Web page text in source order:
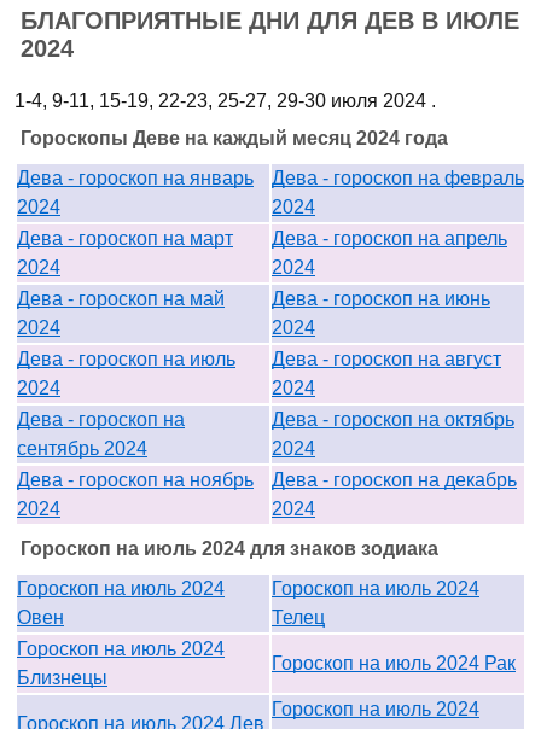
БЛАГОПРИЯТНЫЕ ДНИ ДЛЯ ДЕВ В ИЮЛЕ
2024
1-4, 9-11, 15-19, 22-23, 25-27, 29-30 июля 2024 .
Гороскопы Деве на каждый месяц 2024 года
Дева - гороскоп на январь
2024
Дева - гороскоп на февраль
2024
Дева - гороскоп на март
2024
Дева - гороскоп на апрель
2024
Дева - гороскоп на май
2024
Дева - гороскоп на июнь
2024
Дева - гороскоп на июль
2024
Дева - гороскоп на август
2024
Дева - гороскоп на
сентябрь 2024
Дева - гороскоп на октябрь
2024
Дева - гороскоп на ноябрь
2024
Дева - гороскоп на декабрь
2024
Гороскоп на июль 2024 для знаков зодиака
Гороскоп на июль 2024
Овен
Гороскоп на июль 2024
Телец
Гороскоп на июль 2024
Близнецы
Гороскоп на июль 2024 Рак
Гороскоп на июль 2024 Лев
Гороскоп на июль 2024